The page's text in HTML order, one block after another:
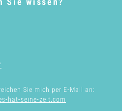
Sie mich per E-Mail an:
hat-seine-zeit.com